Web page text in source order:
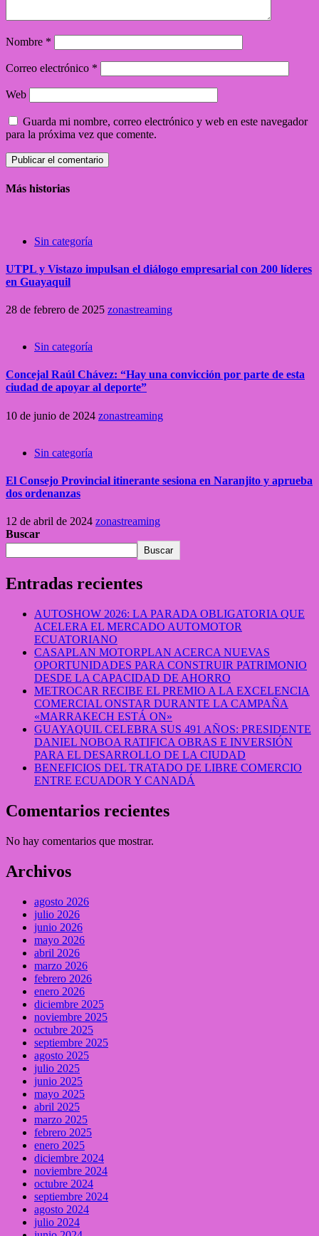
Nombre *
Correo electrónico *
Web
Guarda mi nombre, correo electrónico y web en este navegador
para la próxima vez que comente.
Más historias
Sin categoría
UTPL y Vistazo impulsan el diálogo empresarial con 200 líderes
en Guayaquil
28 de febrero de 2025 zonastreaming
Sin categoría
Concejal Raúl Chávez: “Hay una convicción por parte de esta
ciudad de apoyar al deporte”
10 de junio de 2024 zonastreaming
Sin categoría
El Consejo Provincial itinerante sesiona en Naranjito y aprueba
dos ordenanzas
12 de abril de 2024 zonastreaming
Buscar
Buscar
Entradas recientes
AUTOSHOW 2026: LA PARADA OBLIGATORIA QUE
ACELERA EL MERCADO AUTOMOTOR
ECUATORIANO
CASAPLAN MOTORPLAN ACERCA NUEVAS
OPORTUNIDADES PARA CONSTRUIR PATRIMONIO
DESDE LA CAPACIDAD DE AHORRO
METROCAR RECIBE EL PREMIO A LA EXCELENCIA
COMERCIAL ONSTAR DURANTE LA CAMPAÑA
«MARRAKECH ESTÁ ON»
GUAYAQUIL CELEBRA SUS 491 AÑOS: PRESIDENTE
DANIEL NOBOA RATIFICA OBRAS E INVERSIÓN
PARA EL DESARROLLO DE LA CIUDAD
BENEFICIOS DEL TRATADO DE LIBRE COMERCIO
ENTRE ECUADOR Y CANADÁ
Comentarios recientes
No hay comentarios que mostrar.
Archivos
agosto 2026
julio 2026
junio 2026
mayo 2026
abril 2026
marzo 2026
febrero 2026
enero 2026
diciembre 2025
noviembre 2025
octubre 2025
septiembre 2025
agosto 2025
julio 2025
junio 2025
mayo 2025
abril 2025
marzo 2025
febrero 2025
enero 2025
diciembre 2024
noviembre 2024
octubre 2024
septiembre 2024
agosto 2024
julio 2024